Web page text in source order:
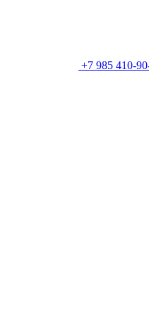
+7 985 410-